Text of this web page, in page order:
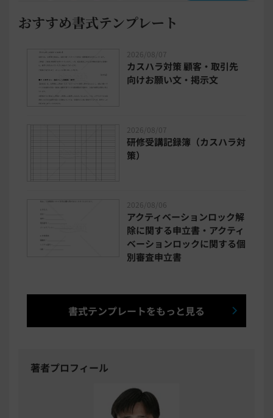
おすすめ書式テンプレート
2026/08/07
カスハラ対策 顧客・取引先
向けお願い文・掲示文
2026/08/07
研修受講記録簿（カスハラ対
策）
2026/08/06
アクティベーションロック解
除に関する申立書・アクティ
ベーションロックに関する個
別審査申立書
書式テンプレートをもっと見る
著者プロフィール